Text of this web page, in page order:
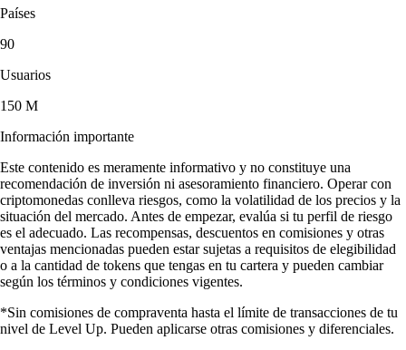
Países
90
Usuarios
150 M
Información importante
Este contenido es meramente informativo y no constituye una
recomendación de inversión ni asesoramiento financiero. Operar con
criptomonedas conlleva riesgos, como la volatilidad de los precios y la
situación del mercado. Antes de empezar, evalúa si tu perfil de riesgo
es el adecuado. Las recompensas, descuentos en comisiones y otras
ventajas mencionadas pueden estar sujetas a requisitos de elegibilidad
o a la cantidad de tokens que tengas en tu cartera y pueden cambiar
según los términos y condiciones vigentes.
*Sin comisiones de compraventa hasta el límite de transacciones de tu
nivel de Level Up. Pueden aplicarse otras comisiones y diferenciales.